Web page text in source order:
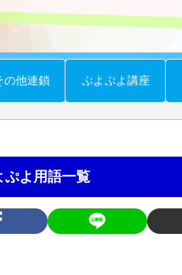
の他連鎖 ぷよぷよ講座
ぷよ用語一覧